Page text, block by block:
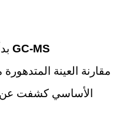
GC-MS
مقارنة العينة
الأساسي كشفت عن